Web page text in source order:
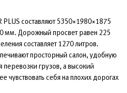
PLUS составляют 5350×1980×1875
мм. Дорожный просвет равен 225
составляет 1270 литров.
просторный салон, удобную
перевозки грузов, а высокий
чувствовать себя на плохих дорогах